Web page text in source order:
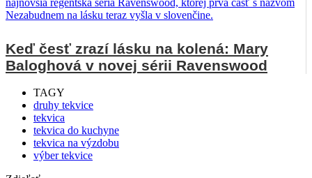
Keď česť zrazí lásku na kolená: Mary
Baloghová v novej sérii Ravenswood
TAGY
druhy tekvice
tekvica
tekvica do kuchyne
tekvica na výzdobu
výber tekvice